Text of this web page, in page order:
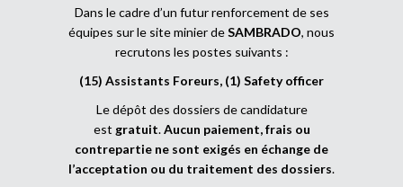
Dans le cadre d’un futur renforcement de ses
équipes sur le site minier deSAMBRADO, nous
recrutons les postes suivants :
(15) Assistants Foreurs, (1) Safety officer
Le dépôt des dossiers de candidature
est gratuit.Aucun paiement, frais ou
contrepartie ne sont exigés en échange de
l’acceptation ou du traitement des dossiers.